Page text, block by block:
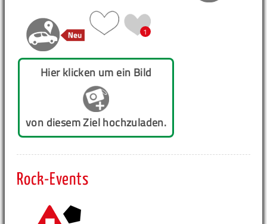
1
Hier klicken um ein Bild
von diesem Ziel hochzuladen.
Rock-Events